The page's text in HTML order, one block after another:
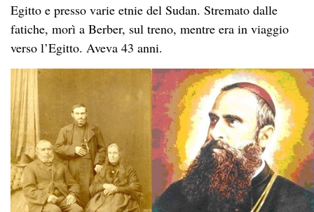
Egitto e presso varie etnie del Sudan. Stremato dalle
fatiche, morì a Berber, sul treno, mentre era in viaggio
verso l’Egitto. Aveva 43 anni.